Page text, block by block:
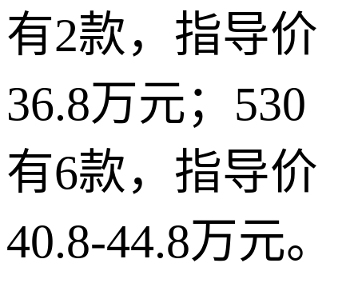
有2款，指导价
36.8万元；530
有6款，指导价
40.8-44.8万元。